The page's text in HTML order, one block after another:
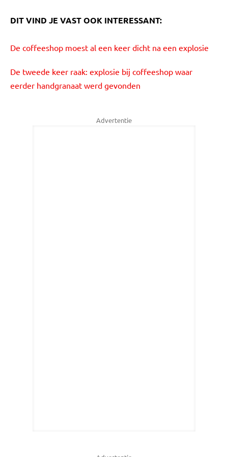
DIT VIND JE VAST OOK INTERESSANT:
De coffeeshop moest al een keer dicht na een explosie
De tweede keer raak: explosie bij coffeeshop waar
eerder handgranaat werd gevonden
Advertentie